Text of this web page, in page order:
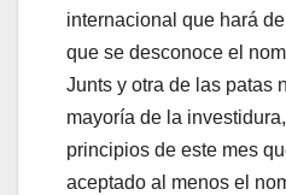
internacional que hará
que se desconoce el
Junts y otra de las patas
mayoría de la
principios de este mes
aceptado al menos el